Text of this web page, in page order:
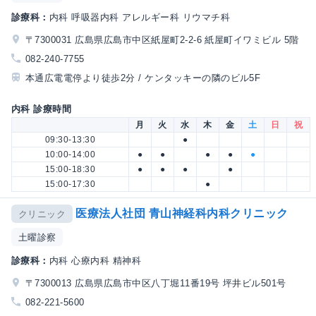
診療科： 内科 呼吸器内科 アレルギー科 リウマチ科
〒7300031 広島県広島市中区紙屋町2-2-6 紙屋町イワミビル 5階
082-240-7755
本通広電電停より徒歩2分 / ケンタッキーの隣のビル5F
内科 診療時間
月 火 水 木 金 土 日
祝
09:30-13:30
●
10:00-14:00
● ● ● ●
●
15:00-18:30
● ● ●
●
15:00-17:30
●
クリニック 医療法人社団 青山神経科内科クリニック
土曜診察
診療科： 内科 心療内科 精神科
〒7300013 広島県広島市中区八丁堀11番19号 坪井ビル501号
082-221-5600